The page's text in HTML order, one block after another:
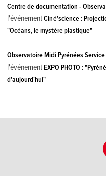
Centre de documentation -
l'événementCiné'science :
"Océans, le mystère plastique"
Observatoire Midi Pyrénées
l'événementEXPO PHOTO :
d'aujourd'hui"